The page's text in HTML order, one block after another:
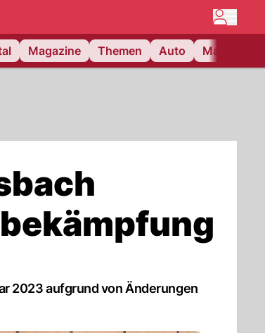
Magazine Themen Auto Matchcenter
2023 aufgrund von Änderungen